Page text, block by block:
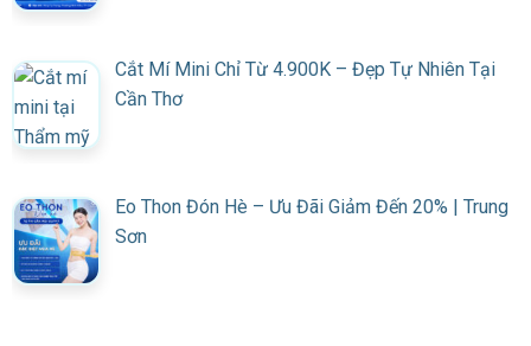
Cắt Mí Mini Chỉ Từ 4.900K – Đẹp Tự Nhiên Tại
Cần Thơ
Eo Thon Đón Hè – Ưu Đãi Giảm Đến 20% | Trung
Sơn